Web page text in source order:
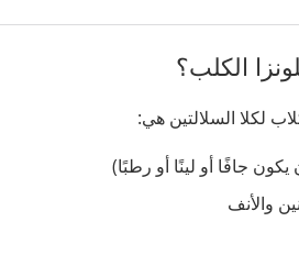
الكلب؟
لكلا السلالتين هي:
جافًا أو لينًا أو رطبًا)
والأنف